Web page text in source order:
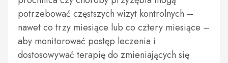
potrzebować częstszych wizyt kontrolnych –
nawet co trzy miesiące lub co cztery miesiące –
aby monitorować postęp leczenia i
dostosowywać terapię do zmieniających się